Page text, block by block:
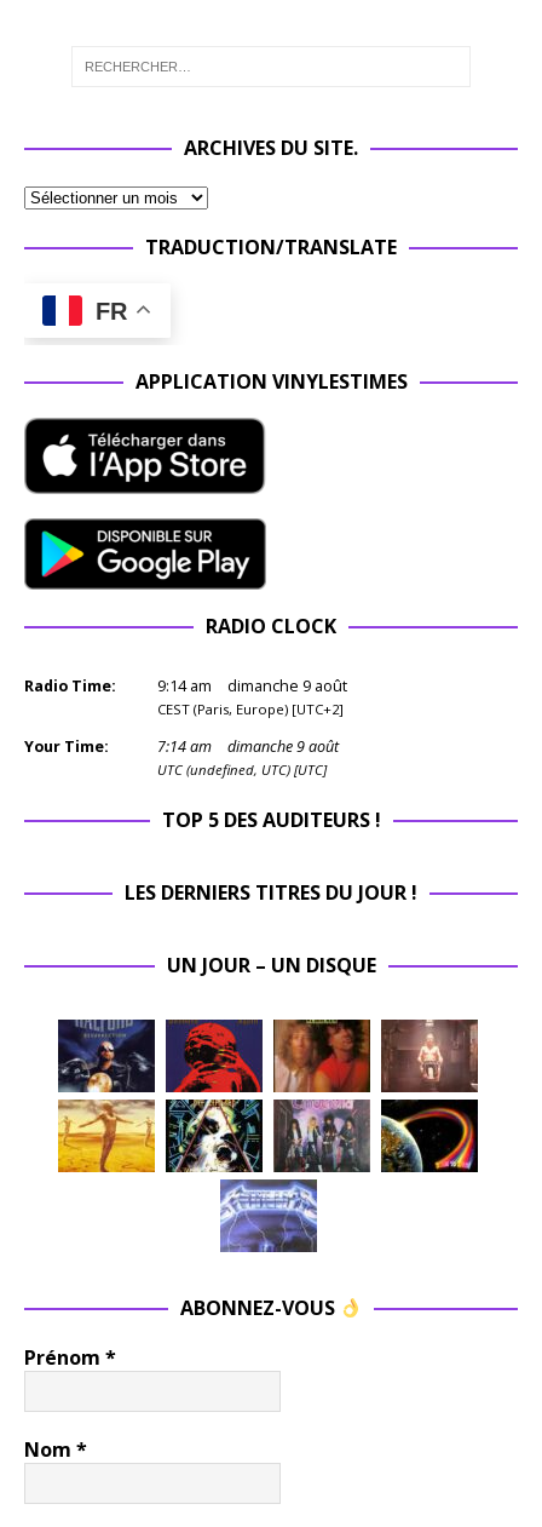
ARCHIVES DU SITE.
TRADUCTION/TRANSLATE
FR
APPLICATION VINYLESTIMES
RADIO CLOCK
Radio Time: 9:14 am dimanche 9 août
CEST (Paris, Europe) [UTC+2]
Your Time: 7:14am dimanche 9 août
UTC (undefined, UTC) [UTC]
TOP 5 DES AUDITEURS !
LES DERNIERS TITRES DU JOUR !
UN JOUR – UN DISQUE
ABONNEZ-VOUS
Prénom *
Nom *